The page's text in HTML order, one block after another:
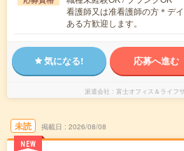
看護師又は准看護師の方＊デ
ある方歓迎します。
気になる! 応募へ進む
派遣会社 富士オフィス＆ライフ
未読
NEW
掲載日 2026/08/08